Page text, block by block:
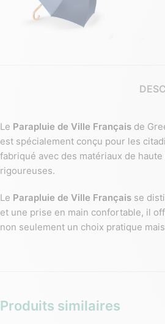
Le Parapluie de Ville Français de
est spécialement conçu pour les
fabriqué avec des matériaux de
rigoureuses.
Le Parapluie de Ville Français se
et une prise en main confortable, il
non seulement un choix pratique
Produits similaires